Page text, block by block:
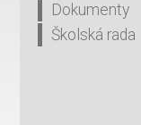
Dokumenty
Školská rada